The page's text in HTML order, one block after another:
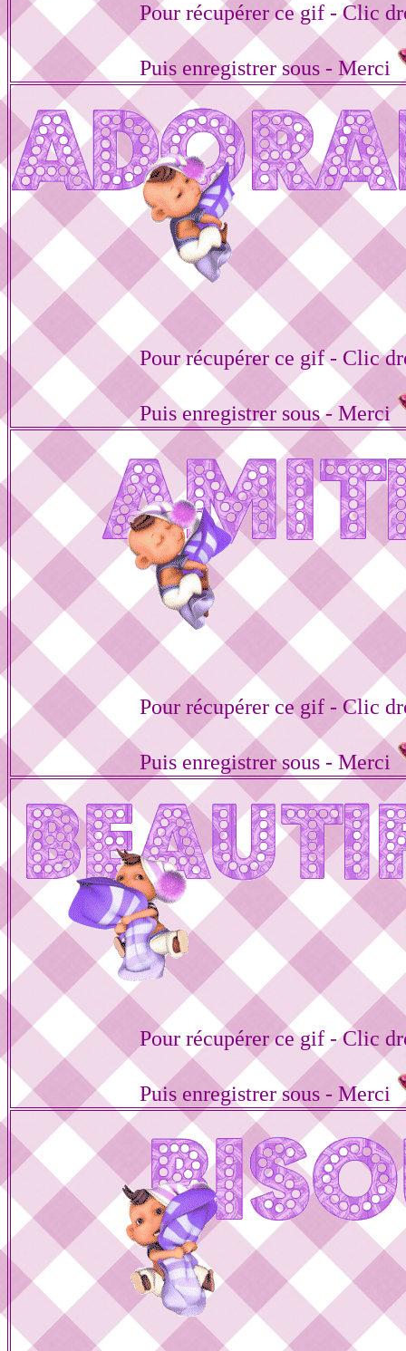
Pour récupérer ce gif - Clic
Puis enregistrer sous - Merci
Pour récupérer ce gif - Clic
Puis enregistrer sous - Merci
Pour récupérer ce gif - Clic
Puis enregistrer sous - Merci
Pour récupérer ce gif - Clic
Puis enregistrer sous - Merci